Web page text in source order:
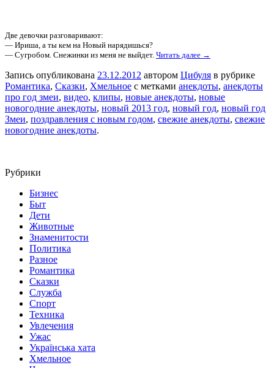
Две девочки разговаривают:
— Ириша, а ты кем на Новый нарядишься?
— Сугробом. Снежинки из меня не выйдет. Читать далее →
Запись опубликована 23.12.2012 автором Цибуля в рубрике
Романтика, Сказки, Хмельное с метками анекдоты, анекдоты
про год змеи, видео, клипы, новые анекдоты, новые
новогодние анекдоты, новый 2013 год, новый год, новый год
Змеи, поздравления с новым годом, свежие анекдоты, свежие
новогодние анекдоты.
Рубрики
Бизнес
Быт
Дети
Животные
Знаменитости
Политика
Разное
Романтика
Сказки
Служба
Спорт
Техника
Увлечения
Ужас
Українська хата
Хмельное